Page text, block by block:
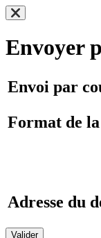
Envoyer
Envoi par
Format de
Adresse du